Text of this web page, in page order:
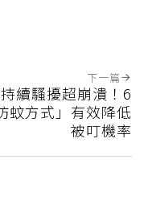
下一篇
續騷擾超崩潰！6
蚊方式」有效降低
被叮機率